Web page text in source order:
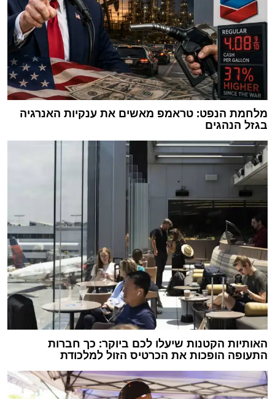
מלחמת הנפט: טראמפ מאשים את ענקיות האנרגיה
בגזל הנהגים
האותיות הקטנות שיעלו לכם ביוקר: כך חברות
התעופה הופכות את הכרטיס הזול למלכודת